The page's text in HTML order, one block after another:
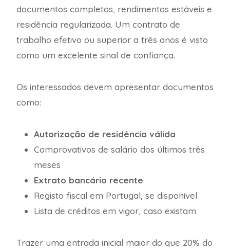
documentos completos, rendimentos estáveis e
residência regularizada. Um contrato de
trabalho efetivo ou superior a três anos é visto
como um excelente sinal de confiança.
Os interessados devem apresentar documentos
como:
Autorização de residência válida
Comprovativos de salário dos últimos três
meses
Extrato bancário recente
Registo fiscal em Portugal, se disponível
Lista de créditos em vigor, caso existam
Trazer uma entrada inicial maior do que 20% do